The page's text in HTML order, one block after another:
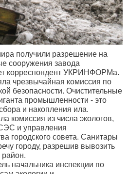
получили разрешение на
сооружения завода
корреспондент УКРИНФОРМа.
чрезвычайная комиссия по
безопасности. Очистительные
промышленности - это
и накопления ила.
комиссия из числа экологов,
и управления
городского совета. Санитары
городу, разрешив вывозить
район.
начальника инспекции по